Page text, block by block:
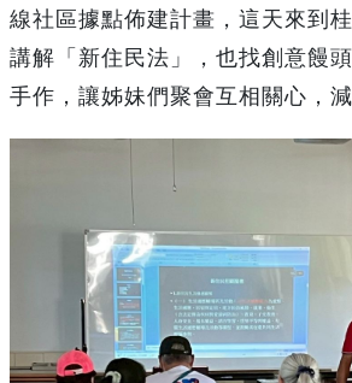
線社區據點佈建計畫，這天來到
講解「新住民法」，也找創意饅
手作，讓姊妹們聚會互相關心，減